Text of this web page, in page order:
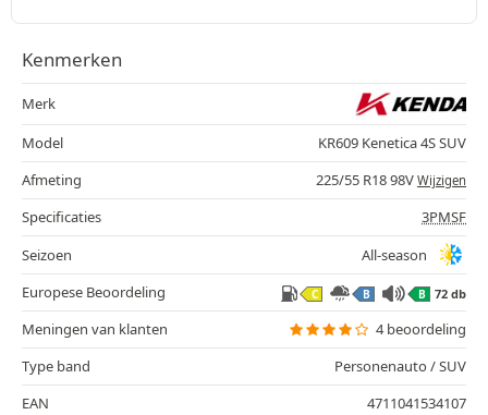
Kenmerken
Merk
Model
KR609 Kenetica 4S SUV
Afmeting
225/55 R18 98V Wijzigen
Specificaties
3PMSF
Seizoen
All-season
Europese Beoordeling
C B B 72 db
Meningen van klanten
4 beoordeling
Type band
Personenauto / SUV
EAN
4711041534107